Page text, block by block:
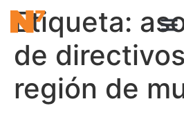
Etiqueta:
de
región de